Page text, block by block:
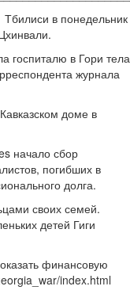
Тбилиси в понедельник
госпиталю в Гори тела
журнала
доме в
начало сбор
погибших в
долга.
своих семей.
детей Гиги
финансовую
index.html